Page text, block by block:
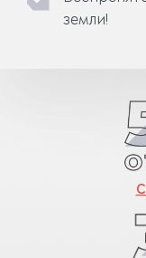
земли!